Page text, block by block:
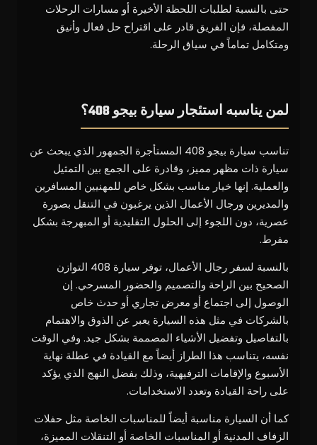
حتى بالنسبة لطلبات اللحظة الأخيرة أو مسارات الرحلات
المفصلة، فإن الفريق قادر على اقتراح حل فعال وأنيق
ومتكامل تماماً في سياق الرحلة.
لمن يناسبه استئجار سيارة بيجو 408؟
تناسب سيارة بيجو 408 المستأجرة الجمهور الذي يبحث عن
سيارة ذات مظهر مميز، وقادرة على الجمع بين التمثيل
والعملية. إنها خيار مناسب بشكل خاص للمهنيين المسافرين
والمديرين ورجال الأعمال الذين يرغبون في التنقل بصورة
عصرية، دون اللجوء إلى الحلول التقليدية أو المبهرجة بشكل
مفرط.
بالنسبة لسفر رجال الأعمال، توفر سيارة 408 التوازن
الصحيح بين الراحة والتصميم والحضور المسرحي. إن
الوصول إلى اجتماع أو معرض تجاري أو حدث خاص
بالشركات في مثل هذه السيارة يعبر عن الذوق والاهتمام
بالتفاصيل وتفضيل الأشياء المصممة بشكل جيد. وفي الوقت
نفسه، يتناسب هذا الطراز أيضاً مع القيادة في عطلة نهاية
الأسبوع والإقامات الترفيهية، وذلك بفضل النهج الذي يؤكد
على راحة القيادة وتعدد الاستخدامات.
كما أن السيارة مناسبة أيضاً للمناسبات الخاصة مثل حفلات
الزفاف المدنية أو المناسبات الخاصة أو التنقلات المميزة،